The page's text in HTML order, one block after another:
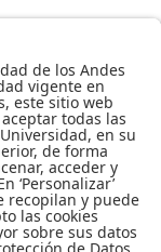
y Educación
Copyright © 2016
reservados